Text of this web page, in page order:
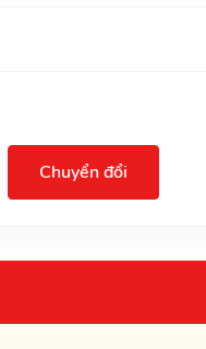
Chuyển đổi